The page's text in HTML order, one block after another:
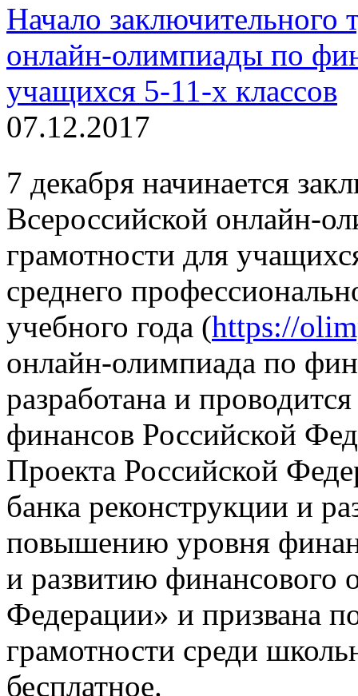
Начало заключительного
онлайн-олимпиады по
учащихся 5-11-х классов
07.12.2017
7 декабря начинается
Всероссийской онлайн-
грамотности для
среднего
учебного года (https://
онлайн-олимпиада по
разработана и
финансов Российской
Проекта Российской
банка реконструкции и
повышению уровня
и развитию финансового
Федерации» и призвана
грамотности среди
бесплатное.